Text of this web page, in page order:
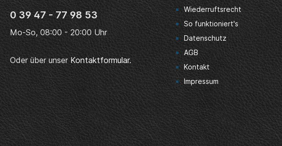
0 39 47 - 77 98 53
Mo-So, 08:00 - 20:00 Uhr
Oder über unser Kontaktformular.
Wiederruftsrecht
So funktioniert's
Datenschutz
AGB
Kontakt
Impressum